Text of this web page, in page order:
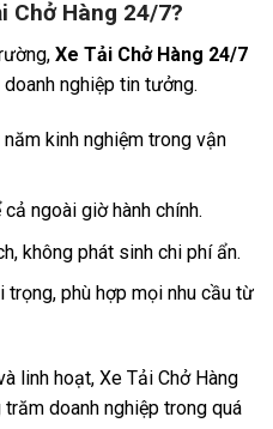
Chở Hàng 24/7?
Xe Tải Chở Hàng 24/7
nghiệp tin tưởng.
kinh nghiệm trong vận
ngoài giờ hành chính.
không phát sinh chi phí ẩn.
phù hợp mọi nhu cầu từ
linh hoạt, Xe Tải Chở Hàng
doanh nghiệp trong quá